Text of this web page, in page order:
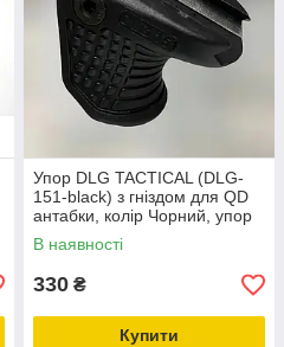
Упор DLG TACTICAL (DLG-
151-black) з гніздом для QD
антабки, колір Чорний, упор
на цівку на планку Пікатінні
В наявності
330 ₴
Купити